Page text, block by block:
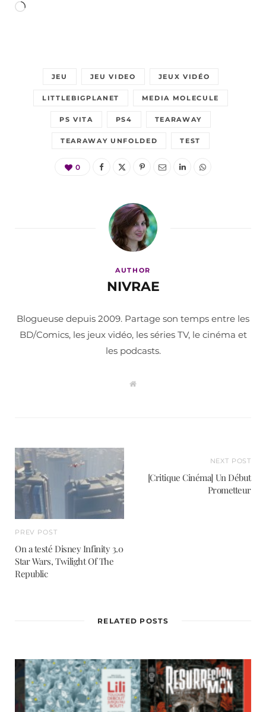
Chargement…
JEU JEU VIDEO JEUX VIDÉO
LITTLEBIGPLANET MEDIA MOLECULE
PS VITA PS4 TEARAWAY
TEARAWAY UNFOLDED TEST
0
AUTHOR
NIVRAE
Blogueuse depuis 2009. Partage son temps entre les
BD/Comics, les jeux vidéo, les séries TV, le cinéma et
les podcasts.
W
PREV POST
On a testé Disney Infinity 3.0
Star Wars, Twilight Of The
Republic
NEXT POST
[Critique Cinéma] Un Début
Prometteur
RELATED POSTS